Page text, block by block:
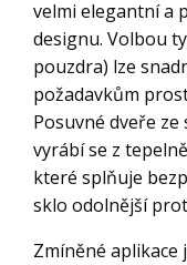
velmi elegantní a
designu. Volbou
pouzdra) lze
požadavkům
Posuvné dveře
vyrábí se z
které splňuje
sklo odolnější
Zmíněné aplikace